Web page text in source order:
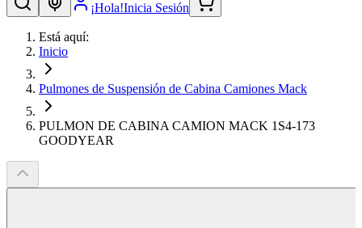
¡Hola!Inicia Sesión
Está aquí:
Inicio
Pulmones de Suspensión de Cabina Camiones Mack
PULMON DE CABINA CAMION MACK 1S4-173
GOODYEAR